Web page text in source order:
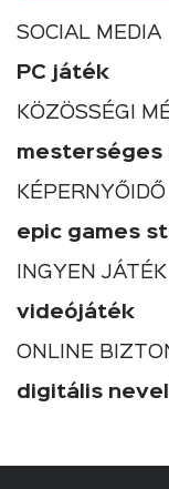
SOCIAL MEDIA
PC játék
KÖZÖSSÉGI
mesterséges
KÉPERNYŐIDŐ
epic games
INGYEN JÁTÉK
videójáték
ONLINE
digitális